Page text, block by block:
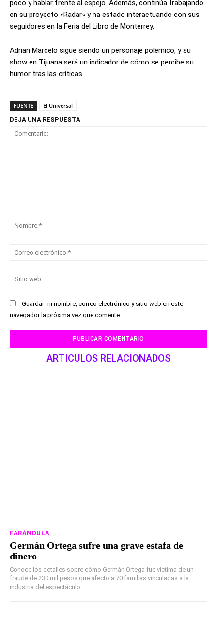
poco y hablar frente al espejo. Además, continúa trabajando
en su proyecto «Radar» y ha estado interactuando con sus
seguidores en la Feria del Libro de Monterrey.
Adrián Marcelo sigue siendo un personaje polémico, y su
show en Tijuana será un indicador de cómo se percibe su
humor tras las críticas.
FUENTE
El Universal
DEJA UNA RESPUESTA
Guardar mi nombre, correo electrónico y sitio web en este
navegador la próxima vez que comente.
ARTICULOS RELACIONADOS
FARÁNDULA
Germán Ortega sufre una grave estafa de
dinero
Conoce los detalles sobre cómo Germán Ortega fue víctima de un
fraude de 230 mil pesos que afectó a 70 familias vinculadas a la
industria del espectáculo.